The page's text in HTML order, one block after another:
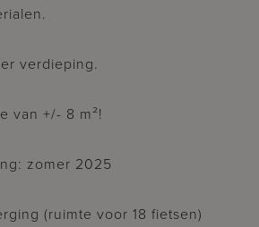
verdieping.
van +/- 8 m²!
zomer 2025
(ruimte voor 18 fietsen)